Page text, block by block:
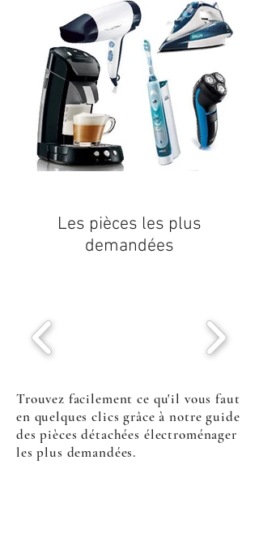
Les pièces les plus
demandées
Trouvez facilement ce qu'il vous faut
en quelques clics grâce à notre guide
des pièces détachées électroménager
les plus demandées.